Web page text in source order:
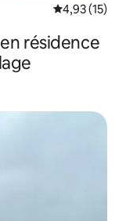
Évaluation
4,93 (15)
résidence